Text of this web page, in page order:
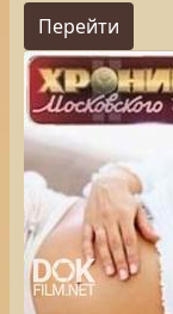
Перейти